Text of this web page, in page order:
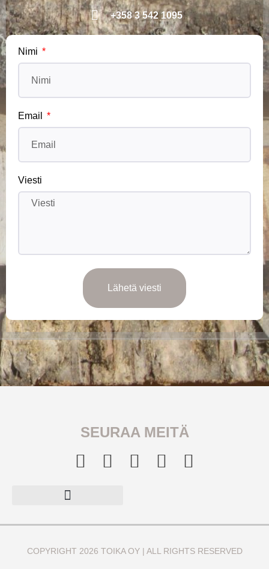
+358 3 542 1095
Nimi
Email
Viesti
Lähetä viesti
SEURAA MEITÄ
COPYRIGHT 2026 TOIKA OY | ALL RIGHTS RESERVED